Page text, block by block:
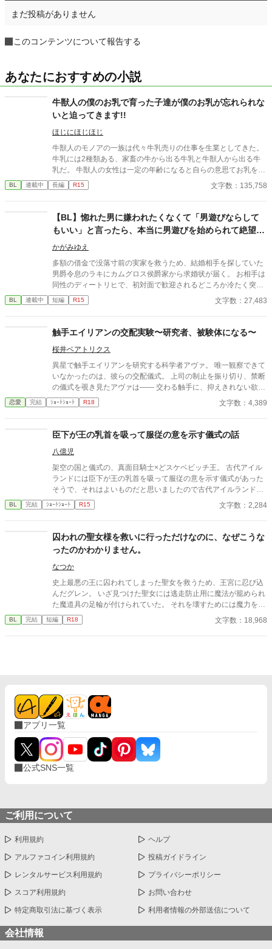
まだ投稿がありません
このコンテンツについて報告する
あなたにおすすめの小説
牛獣人の僕のお乳で育った子達が僕のお乳が忘れられな
いと迫ってきます!!
ほじにほじほじ
牛獣人のモノアの一族は代々牛乳売りの仕事を生業としてきた。
牛乳には2種類ある、家畜の牛から出る牛乳と牛獣人から出る牛
乳だ。 牛獣人の女性は一定の年齢になると自らの意思てお乳を出
すことが出来る。 そして、僕たち家族普段は家畜の牛の牛乳を売
っているが母と姉達の牛乳は濃厚で喉越しや舌触りが良いお貴族
子息様がお乳を呑まないと相談を受けたのが全ての始まりー 母や
姉達の牛乳を詰めた哺乳瓶を与えてみても、母や姉達のお乳を直
接与えてみても飲んでくれない赤子。 そんな時ふと赤子と目が合
うと僕を見て何かを訴えてくるー 「え？僕のお乳が飲みたい
の？」 「僕はまだ子供でしかも男だからでないよ。」 「え？何言
ってるの姉さん達！僕のお乳に牛乳を垂らして飲ませてみろだな
んて！そんなの上手くいくわけ…え、飲んでるよ？え？」 そんな
こんなで、お乳を呑まない赤子が飲んだ噂は広がり他のお貴族様
達にもうちの子がお乳を飲んでくれないの！と言う相談を受け
たえた子達が僕のお乳が忘れられないと迫ってきます!! 「僕はお
乳を貸しただけで牛乳は母さんと姉さん達のなのに！どうしてこ
うなった!?」 ＊ 総受けで、固定カプを決めるかはまだまだ不明で
す。 いいね♡やお気に入り登録☆をしてくださいますと励みにな
ります(＞＜) 誤字脱字、言葉使いが変な所がありましたら脳内変
換して頂けますと幸いです。
BL 連載中 長編 R15 文字数：135,758
【BL】惚れた男に嫌われたくなくて「男遊びならして
もいい」と言ったら、本当に男遊びを始められて絶望し
ている侯爵令息の話
かがみゆえ
多額の借金で没落寸前の実家を救うため、結婚相手を探していた
男爵令息のラキにカムグロス侯爵家から求婚状が届く。 お相手は
同性のディートリヒで、初対面で歓迎されるどころか冷たく突き
放されてしまう。 『必要最低限関わるな』 『愛人を作るな』
『男遊びならしてもいい』 ディートリヒから実家の借金を完済す
め上手なラキの周りには可愛い令息が集まり、推し活状態に。 一
方、ディートリヒだけが嫉妬で胃を痛める日々。 ラキへの恋心を
BL 連載中 短編 R15 文字数：27,483
触手エイリアンの交配実験〜研究者、被験体になる〜
桜井ベアトリクス
異星で触手エイリアンを研究する科学者アヴァ。 唯一観察できて
いなかったのは、彼らの交配儀式。 上司の制止を振り切り、禁断
の儀式を覗き見たアヴァは―― 交わる触手に、抑えきれない欲望
を覚える。 「私も……私も交配したい」 太く長い触手が、体の奥
深くまで侵入してくる。 研究者が、快楽の実験体になる夜。
恋愛 完結 ｼｮｰﾄｼｮｰﾄ R18 文字数：4,389
臣下が王の乳首を吸って服従の意を示す儀式の話
八億児
架空の国と儀式の、真面目騎士×どスケベビッチ王。 古代アイル
ランドには臣下が王の乳首を吸って服従の意を示す儀式があった
そうで、それはよいものだと思いましたので古代アイルランドと
は特に関係なく王の乳首を吸ってもらいました。
BL 完結 ｼｮｰﾄｼｮｰﾄ R15 文字数：2,284
囚われの聖女様を救いに行っただけなのに、なぜこうな
ったのかわかりません。
なつか
史上最悪の王に囚われてしまった聖女を救うため、王宮に忍び込
んだグレン。 いざ見つけた聖女には逃走防止用に魔法が籠められ
た魔道具の足輪が付けられていた。 それを壊すためには魔力を聖
女に受け渡してもらう必要があるという。 ではその方法は？ 「僕
を抱けばいい」 そんな感じで型破りな聖女様(♂)に振り回される
BL 完結 短編 R18 文字数：18,968
アプリ一覧
公式SNS一覧
ご利用について
利用規約 ヘルプ
アルファコイン利用規約 投稿ガイドライン
レンタルサービス利用規約 プライバシーポリシー
スコア利用規約 お問い合わせ
特定商取引法に基づく表示 利用者情報の外部送信について
会社情報